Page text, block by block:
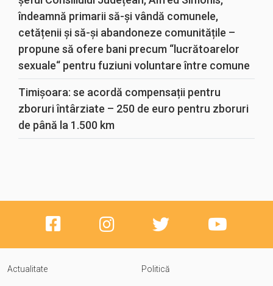
îndeamnă primarii să-și vândă comunele,
cetățenii și să-și abandoneze comunitățile –
propune să ofere bani precum “lucrătoarelor
sexuale“ pentru fuziuni voluntare între comune
Timișoara: se acordă compensații pentru
zboruri întârziate – 250 de euro pentru zboruri
de până la 1.500 km
Actualitate Politică